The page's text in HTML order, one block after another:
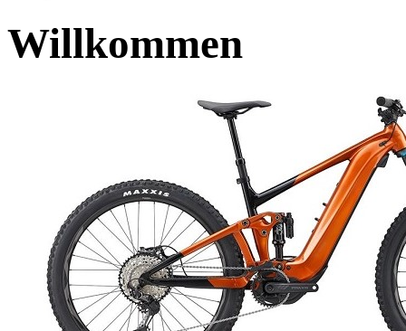
Willkommen